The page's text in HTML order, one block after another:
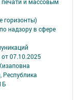
горизонты)
надзору в сфере
07.10.2025
Республика